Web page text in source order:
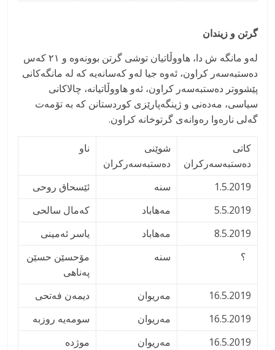
گرتن و زیندان
لەو مانگە ش دا، هاووڵاتیان توشی گرتن بوونەوە و ٢١ کەس
دەستبەسەر کراون، ئەوە جیا لەو کەسانەیە کە لە مانگەکانی
پێشووتر دەستبەسەر کراون، ئەو هاووڵاتیانە، چالاکانی
سیاسی، مەدەنی و ژینگەپارێزی کوردستانن کە بە تۆمەت
گەلی نارەوا رەوانەی گرتوخانە کراون.
کاتی
دەستبەسەرکران
شوێنی
دەستبەسەرکران
ناو
1.5.2019 سنه
ئێسحاق روحی
5.5.2019
مەهاباد
کەمال سالحی
8.5.2019
مەهاباد
یاسر ئەمینی
؟
سنه
مۆحسێن حسێن
پەناهی
16.5.2019
مەریوان
دیمەن فەتحی
16.5.2019
مەریوان
سومەیه روزبه
16.5.2019
مەریوان
موژده